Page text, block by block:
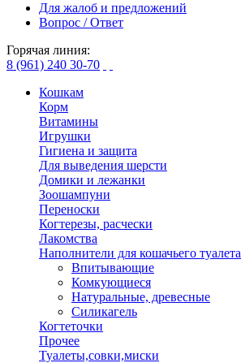
Для жалоб и предложений
Вопрос / Ответ
Горячая линия:
8 (961) 240 30-70
Кошкам
Корм
Витамины
Игрушки
Гигиена и защита
Для выведения шерсти
Домики и лежанки
Зоошампуни
Переноски
Когтерезы, расчески
Лакомства
Наполнители для кошачьего туалета
Впитывающие
Комкующиеся
Натуральные, древесные
Силикагель
Когтеточки
Прочее
Туалеты,совки,миски